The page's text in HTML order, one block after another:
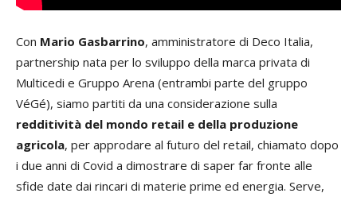
Con Mario Gasbarrino, amministratore di Deco Italia,
partnership nata per lo sviluppo della marca privata di
Multicedi e Gruppo Arena (entrambi parte del gruppo
VéGé), siamo partiti da una considerazione sulla
redditività del mondo retail e della produzione
agricola, per approdare al futuro del retail, chiamato dopo
i due anni di Covid a dimostrare di saper far fronte alle
sfide date dai rincari di materie prime ed energia. Serve,